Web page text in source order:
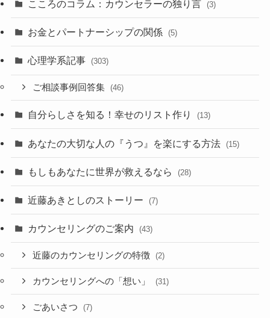
こころのコラム：カウンセラーの独り言 (3)
お金とパートナーシップの関係 (5)
心理学系記事 (303)
ご相談事例回答集 (46)
自分らしさを知る！幸せのリスト作り (13)
あなたの大切な人の『うつ』を楽にする方法 (15)
もしもあなたに世界が救えるなら (28)
近藤あきとしのストーリー (7)
カウンセリングのご案内 (43)
近藤のカウンセリングの特徴 (2)
カウンセリングへの「想い」 (31)
ごあいさつ (7)